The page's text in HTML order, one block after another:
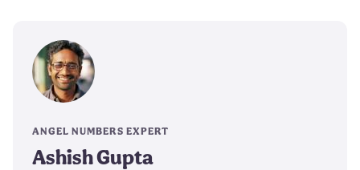
ANGEL NUMBERS EXPERT
Ashish Gupta